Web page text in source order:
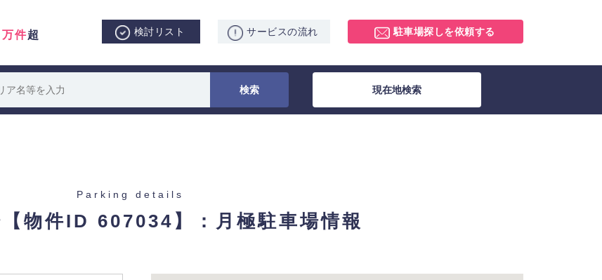
万件超 検討リスト サービスの流れ 駐車場探しを依頼する
現在地検索
Parking details
【物件ID 607034】：月極駐車場情報